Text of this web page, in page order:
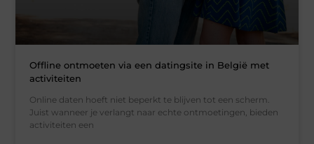
Offline ontmoeten via een datingsite in België met
activiteiten
Online daten hoeft niet beperkt te blijven tot een scherm.
Juist wanneer je verlangt naar echte ontmoetingen, bieden
activiteiten een